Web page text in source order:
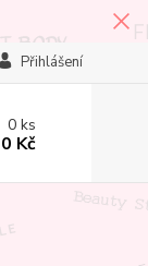
Přihlášení
0ks
0 Kč